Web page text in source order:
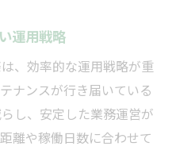
運用戦略
、効率的な運用戦略が重
ナンスが行き届いている
し、安定した業務運営が
離や稼働日数に合わせて